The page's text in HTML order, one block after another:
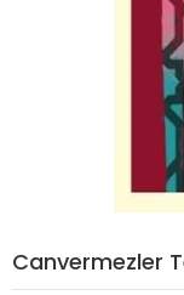
Canvermezler